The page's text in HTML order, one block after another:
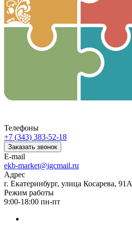
Телефоны
+7 (343) 383-52-18
Заказать звонок
E-mail
ekb-market@igcmail.ru
Адрес
г. Екатеринбург, улица Косарева, 91А
Режим работы
9:00-18:00 пн-пт